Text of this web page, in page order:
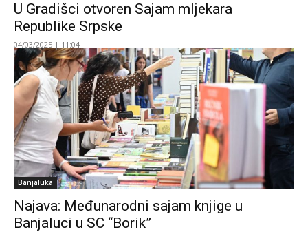
U Gradišci otvoren Sajam mljekara
Republike Srpske
04/03/2025 | 11:04
Banjaluka
Najava: Međunarodni sajam knjige u
Banjaluci u SC “Borik”